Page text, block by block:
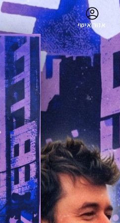
אזור אישי